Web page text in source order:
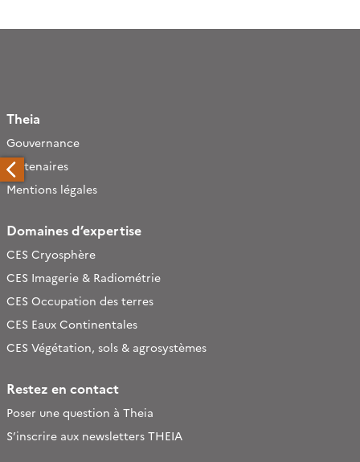
Theia
Gouvernance
Partenaires
Mentions légales
Domaines d’expertise
CES Cryosphère
CES Imagerie & Radiométrie
CES Occupation des terres
CES Eaux Continentales
CES Végétation, sols & agrosystèmes
Restez en contact
Poser une question à Theia
S’inscrire aux newsletters THEIA